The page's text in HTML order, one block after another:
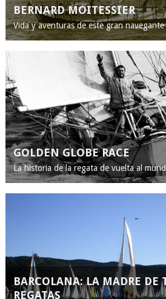
BERNARD MOITESSIER
Vida y aventuras de este gran navegante
GOLDEN GLOBE RACE
La historia de la regata de vuelta al
BARCOLANA: LA MADRE DE
REGATAS